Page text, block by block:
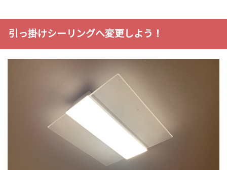
引っ掛けシーリングへ変更しよう！